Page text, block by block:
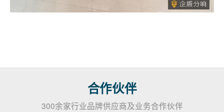
合作伙伴
300余家行业品牌供应商及业务合作伙伴